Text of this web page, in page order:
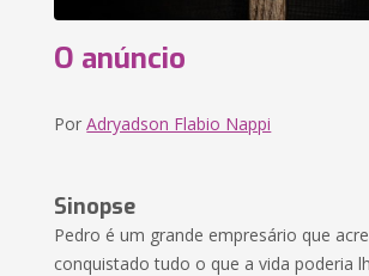
O anúncio
PorAdryadson Flabio Nappi
Sinopse
Pedro é um grande empresário que
conquistado tudo o que a vida poderia